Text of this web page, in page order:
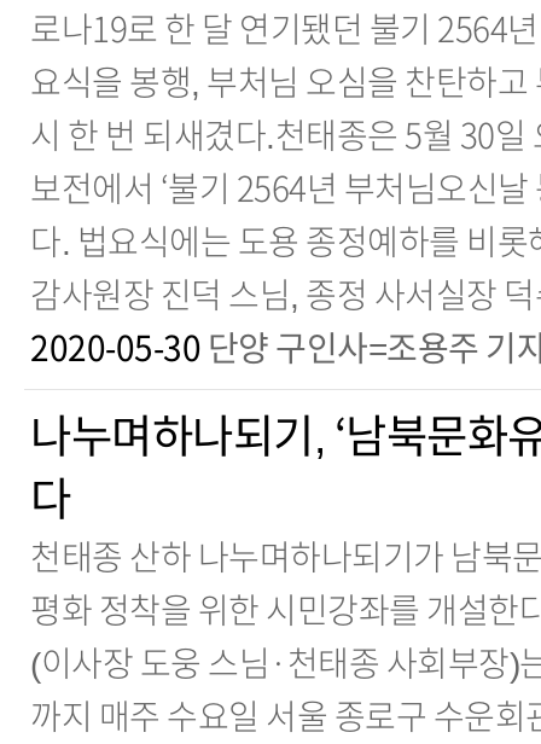
로나19로 한 달 연기됐던 불기 2564
요식을 봉행, 부처님 오심을 찬탄하
시 한 번 되새겼다.천태종은 5월 30일
보전에서 ‘불기 2564년 부처님오신날
다. 법요식에는 도용 종정예하를 비
감사원장 진덕 스님, 종정 사서실장
2020-05-30 단양 구인사=조용주 기
나누며하나되기, ‘남북문화
다
천태종 산하 나누며하나되기가 남북
평화 정착을 위한 시민강좌를 개설한
(이사장 도웅 스님·천태종 사회부장)
까지 매주 수요일 서울 종로구 수운회